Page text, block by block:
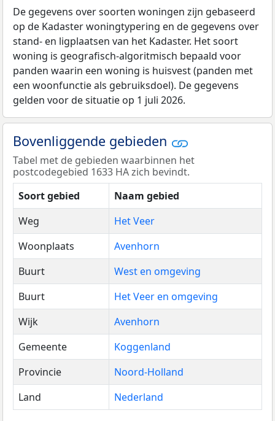
De gegevens over soorten woningen zijn gebaseerd
op de Kadaster woningtypering en de gegevens over
stand- en ligplaatsen van het Kadaster. Het soort
woning is geografisch-algoritmisch bepaald voor
panden waarin een woning is huisvest (panden met
een woonfunctie als gebruiksdoel). De gegevens
gelden voor de situatie op 1 juli 2026.
Bovenliggende gebieden
Tabel met de gebieden waarbinnen het
postcodegebied 1633 HA zich bevindt.
Soort gebied
Naam gebied
Weg
Het Veer
Woonplaats
Avenhorn
Buurt
West en omgeving
Buurt
Het Veer en omgeving
Wijk
Avenhorn
Gemeente
Koggenland
Provincie
Noord-Holland
Land
Nederland